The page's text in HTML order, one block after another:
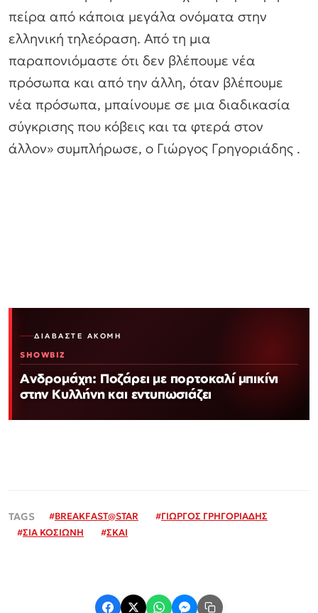
πείρα από κάποια μεγάλα ονόματα στην
ελληνική τηλεόραση. Από τη μια
παραπονιόμαστε ότι δεν βλέπουμε νέα
πρόσωπα και από την άλλη, όταν βλέπουμε
νέα πρόσωπα, μπαίνουμε σε μια διαδικασία
σύγκρισης που κόβεις και τα φτερά στον
άλλον» συμπλήρωσε, ο Γιώργος Γρηγοριάδης .
ΔΙΑΒΆΣΤΕ ΑΚΌΜΗ
SHOWBIZ
Ανδρομάχη: Ποζάρει με πορτοκαλί μπικίνι
στην Κυλλήνη και εντυπωσιάζει
#BREAKFAST@STAR #ΓΙΩΡΓΟΣ ΓΡΗΓΟΡΙΑΔΗΣ
#ΣΙΑ ΚΟΣΙΩΝΗ #ΣΚΑΙ